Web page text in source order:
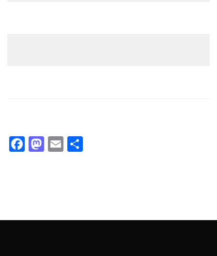
Facebook
Mastodon
Email